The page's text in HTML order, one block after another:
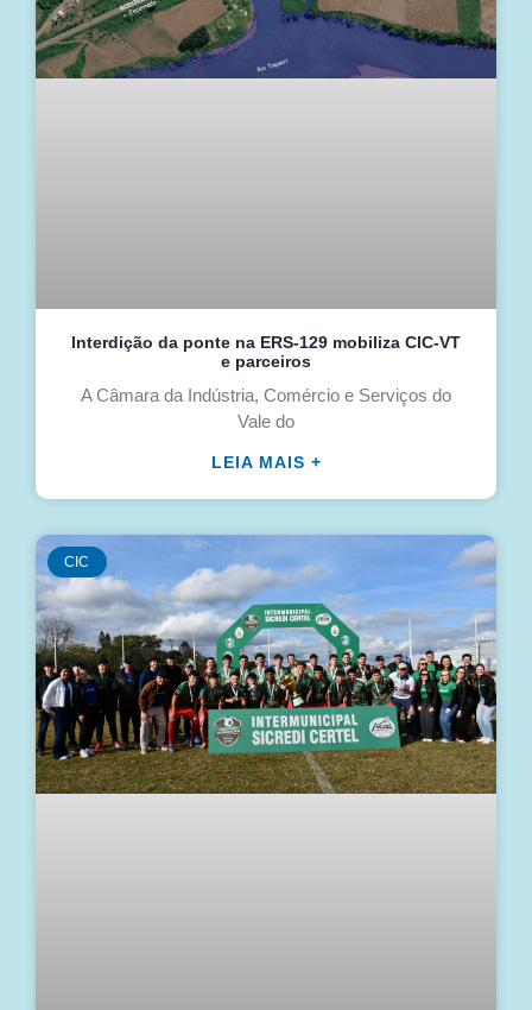
Interdição da ponte na ERS-129 mobiliza CIC-VT
e parceiros
A Câmara da Indústria, Comércio e Serviços do
Vale do
LEIA MAIS +
CIC